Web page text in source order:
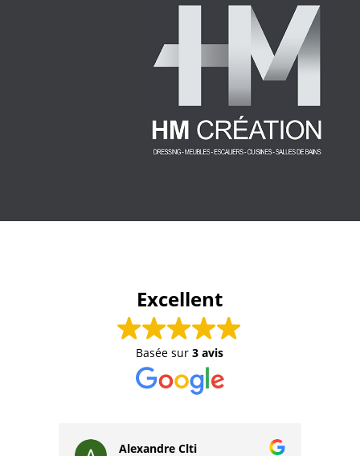
Excellent
Basée sur3 avis
Alexandre Clti